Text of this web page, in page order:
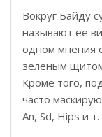
Вокруг Байду
называют ее
одном мнения
зеленым
Кроме того,
часто
An, Sd, Hips и т.